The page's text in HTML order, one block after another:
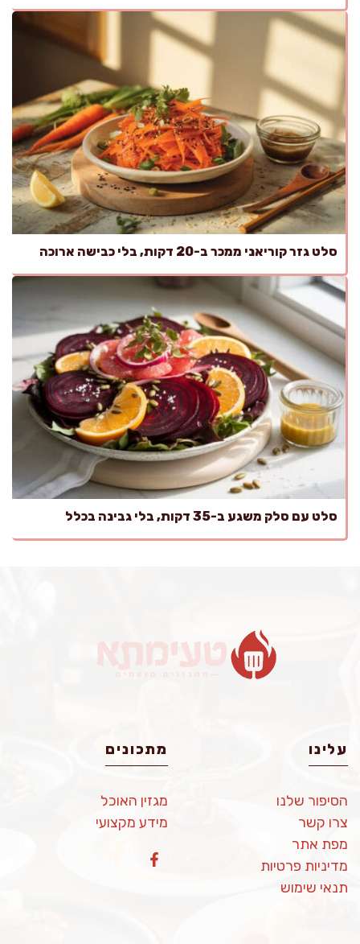
סלט גזר קוריאני ממכר ב-20 דקות, בלי כבישה ארוכה
סלט עם סלק משגע ב-35 דקות, בלי גבינה בכלל
עלינו
הסיפור שלנו
צרו קשר
מפת אתר
מדיניות פרטיות
תנאי שימוש
מתכונים
מגזין האוכל
מידע מקצועי